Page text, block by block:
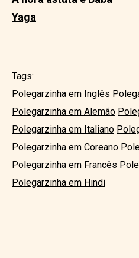
Yaga
Tags:
Polegarzinha em Inglês
Polegarzinha em Alemão
Polegarzinha em Italiano
Polegarzinha em Coreano
Polegarzinha em Francês
Polegarzinha em Hindi